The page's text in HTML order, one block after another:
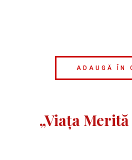
ADAUGĂ ÎN
„Viața